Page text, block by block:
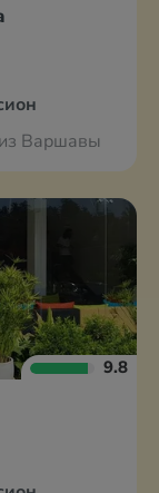
Варшавы
9.8